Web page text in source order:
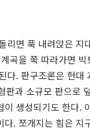
리면 푹 내려앉은 지
곡을 쭉 따라가면
다. 판구조론은 현대
과 소규모 판으로
생성되기도 한다.
. 쪼개지는 힘은 지